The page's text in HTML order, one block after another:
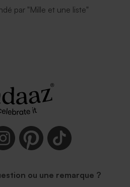
par "Mille et une liste"
ou une remarque ?